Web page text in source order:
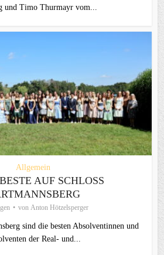
und Timo Thurmayr vom...
Allgemein
AUF SCHLOSS
von Anton Hötzelsperger
sind die besten Absolventinnen und
der Real- und...